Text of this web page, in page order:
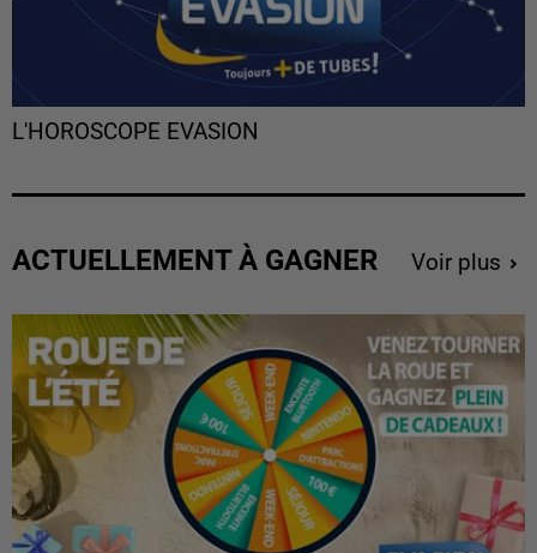
L'HOROSCOPE EVASION
ACTUELLEMENT À GAGNER Voir plus